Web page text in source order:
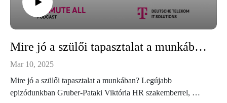
Mire jó a szülői tapasztalat a munkában? – Ezért is fontos a támogató vállalati környezet
Mar 10, 2025
Mire jó a szülői tapasztalat a munkában? Legújabb
epizódunkban Gruber-Pataki Viktória HR szakemberrel,